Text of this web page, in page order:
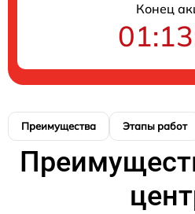
Конец
Преимущества Этапы работ